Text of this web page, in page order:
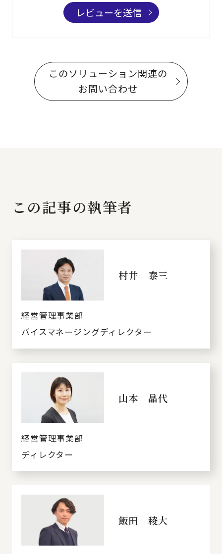
レビューを送信
このソリューション関連の
お問い合わせ
この記事の執筆者
村井 泰三
経営管理事業部
バイスマネージングディレクター
山本 晶代
経営管理事業部
ディレクター
飯田 稜大